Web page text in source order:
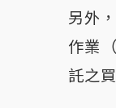
另外
作業
託之